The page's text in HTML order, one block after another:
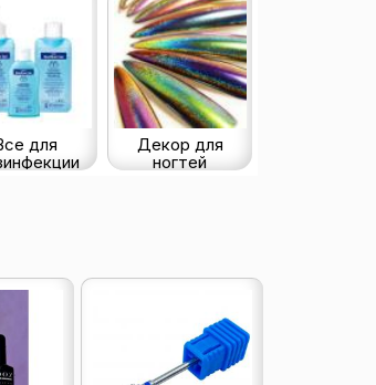
для
Декор для
ногтей